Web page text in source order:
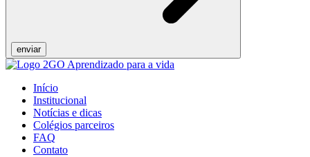
Início
Institucional
Notícias e dicas
Colégios parceiros
FAQ
Contato